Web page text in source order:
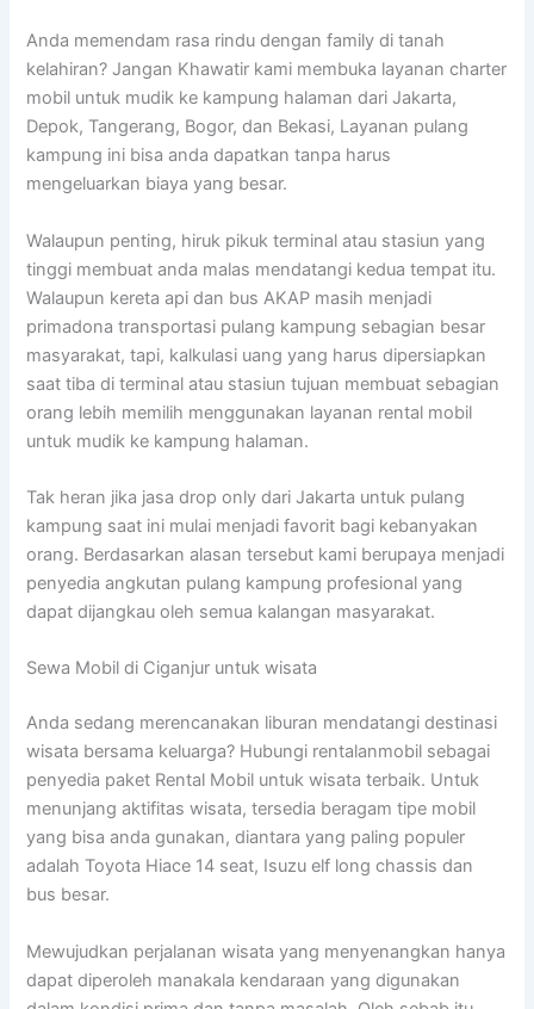
Anda memendam rasa rindu dengan family di tanah
kelahiran? Jangan Khawatir kami membuka layanan charter
mobil untuk mudik ke kampung halaman dari Jakarta,
Depok, Tangerang, Bogor, dan Bekasi, Layanan pulang
kampung ini bisa anda dapatkan tanpa harus
mengeluarkan biaya yang besar.
Walaupun penting, hiruk pikuk terminal atau stasiun yang
tinggi membuat anda malas mendatangi kedua tempat itu.
Walaupun kereta api dan bus AKAP masih menjadi
primadona transportasi pulang kampung sebagian besar
masyarakat, tapi, kalkulasi uang yang harus dipersiapkan
saat tiba di terminal atau stasiun tujuan membuat sebagian
orang lebih memilih menggunakan layanan rental mobil
untuk mudik ke kampung halaman.
Tak heran jika jasa drop only dari Jakarta untuk pulang
kampung saat ini mulai menjadi favorit bagi kebanyakan
orang. Berdasarkan alasan tersebut kami berupaya menjadi
penyedia angkutan pulang kampung profesional yang
dapat dijangkau oleh semua kalangan masyarakat.
Sewa Mobil di Ciganjur untuk wisata
Anda sedang merencanakan liburan mendatangi destinasi
wisata bersama keluarga? Hubungi rentalanmobil sebagai
penyedia paket Rental Mobil untuk wisata terbaik. Untuk
menunjang aktifitas wisata, tersedia beragam tipe mobil
yang bisa anda gunakan, diantara yang paling populer
adalah Toyota Hiace 14 seat, Isuzu elf long chassis dan
bus besar.
Mewujudkan perjalanan wisata yang menyenangkan hanya
dapat diperoleh manakala kendaraan yang digunakan